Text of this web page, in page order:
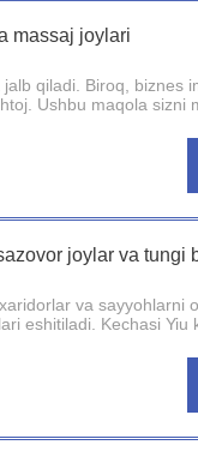
massaj joylari
qiladi. Biroq, biznes
Ushbu maqola sizni
joylar va tungi
va sayyohlarni
eshitiladi. Kechasi Yiu